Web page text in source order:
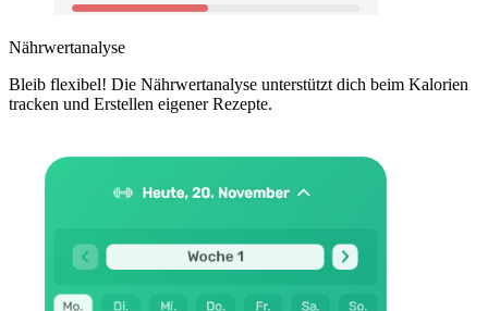
Nährwertanalyse
Bleib flexibel! Die Nährwertanalyse unterstützt dich beim Kalorien
tracken und Erstellen eigener Rezepte.